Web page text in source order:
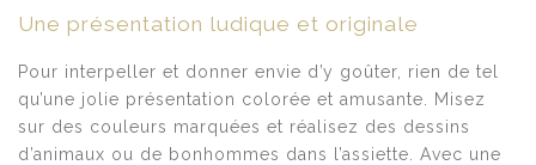
Une présentation ludique et originale
Pour interpeller et donner envie d’y goûter, rien de tel
qu’une jolie présentation colorée et amusante. Misez
sur des couleurs marquées et réalisez des dessins
d’animaux ou de bonhommes dans l’assiette. Avec une